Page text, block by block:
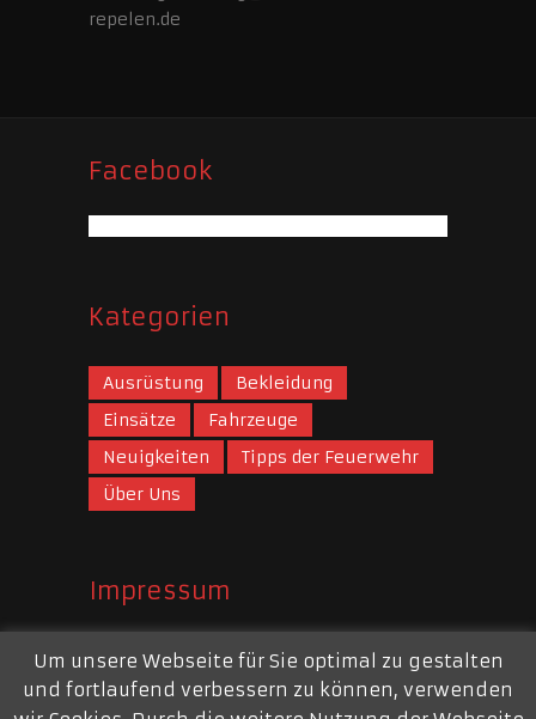
repelen.de
Facebook
Kategorien
Ausrüstung
Bekleidung
Einsätze
Fahrzeuge
Neuigkeiten
Tipps der Feuerwehr
Über Uns
Impressum
Mail: webmaster@feuerwehr-repelen.de
Um unsere Webseite für Sie optimal zu gestalten
und fortlaufend verbessern zu können, verwenden